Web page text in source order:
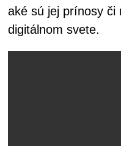
aké sú jej prínosy či
digitálnom svete.